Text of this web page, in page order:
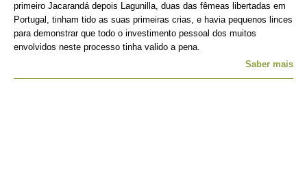
primeiro Jacarandá depois Lagunilla, duas das fêmeas libertadas em
Portugal, tinham tido as suas primeiras crias, e havia pequenos linces
para demonstrar que todo o investimento pessoal dos muitos
envolvidos neste processo tinha valido a pena.
Saber mais